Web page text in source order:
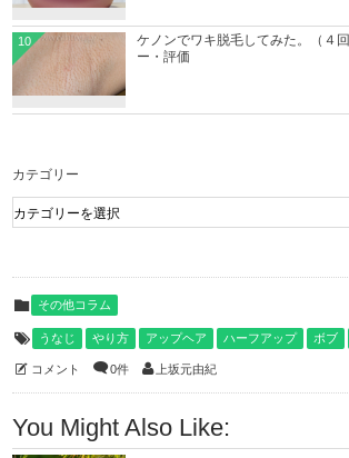
ケノンでワキ脱毛してみた。（４
ー・評価
10
カテゴリー
その他コラム
うなじ やり方 アップヘア ハーフアップ ボブ
コメント 0件 上坂元由紀
You Might Also Like: